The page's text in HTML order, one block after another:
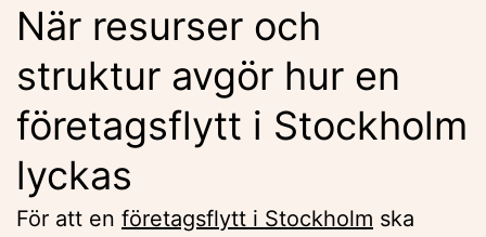
När resurser och
struktur avgör hur en
företagsflytt i Stockholm
lyckas
För att en företagsflytt i Stockholm ska